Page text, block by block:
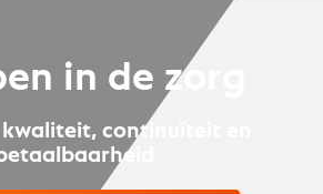
in de zorg
continuïteit en
betaalbaarheid